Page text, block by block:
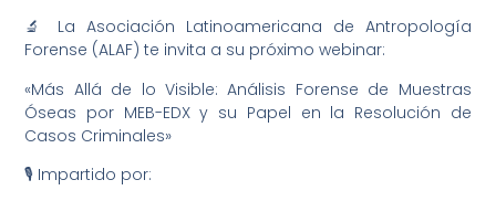
🔬 La Asociación Latinoamericana de Antropología
Forense (ALAF) te invita a su próximo webinar:
«Más Allá de lo Visible: Análisis Forense de Muestras
Óseas por MEB-EDX y su Papel en la Resolución de
Casos Criminales»
🎙️ Impartido por: